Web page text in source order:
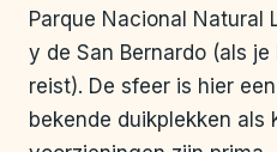
Parque Nacional Natural
y de San Bernardo (als
reist). De sfeer is hier
bekende duikplekken als